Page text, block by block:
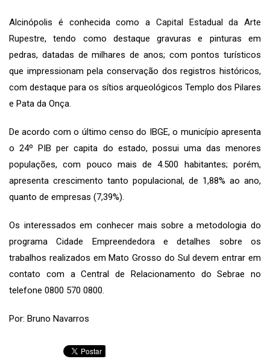
Alcinópolis é conhecida como a Capital Estadual da Arte
Rupestre, tendo como destaque gravuras e pinturas em
pedras, datadas de milhares de anos; com pontos turísticos
que impressionam pela conservação dos registros históricos,
com destaque para os sítios arqueológicos Templo dos Pilares
e Pata da Onça.
De acordo com o último censo do IBGE, o município apresenta
o 24º PIB per capita do estado, possui uma das menores
populações, com pouco mais de 4.500 habitantes; porém,
apresenta crescimento tanto populacional, de 1,88% ao ano,
quanto de empresas (7,39%).
Os interessados em conhecer mais sobre a metodologia do
programa Cidade Empreendedora e detalhes sobre os
trabalhos realizados em Mato Grosso do Sul devem entrar em
contato com a Central de Relacionamento do Sebrae no
telefone 0800 570 0800.
Por: Bruno Navarros